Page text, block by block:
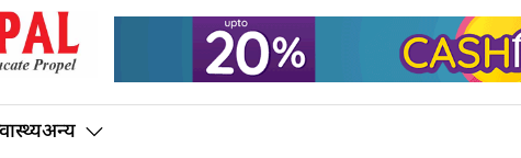
अन्य